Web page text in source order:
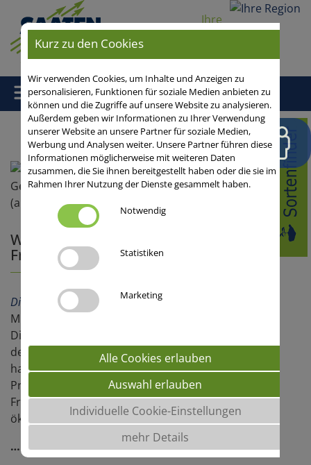
Ihre
Home/Aus der Praxis/Getreide/Dinkel / Spelzweizen/
Fruchtfolge
Wie platziere ich Dinkel in meiner
Fruchtfolge?
Dinkel
Mittlerweile gibt es bundesweit Neueinsteiger im
Dinkelanbau. Die Fruchtart scheint den Sprung von
der Schwäbischen Alb ins ganze Land geschafft zu
haben. Doch nach was gedeiht sie am besten?
Produktmanager Felix Buchholz zeigt beispielhafte
Fruchtfolgen für den konventionellen und
ökologischen Anbau.
…. im konventionellen Anbau
Kurz zu den Cookies
Wir verwenden Cookies, um Inhalte und Anzeigen zu
personalisieren, Funktionen für soziale Medien anbieten zu
können und die Zugriffe auf unsere Website zu analysieren.
Außerdem geben wir Informationen zu Ihrer Verwendung
unserer Website an unsere Partner für soziale Medien,
Werbung und Analysen weiter. Unsere Partner führen diese
Informationen möglicherweise mit weiteren Daten
zusammen, die Sie ihnen bereitgestellt haben oder die sie im
Rahmen Ihrer Nutzung der Dienste gesammelt haben.
Notwendig
Statistiken
Marketing
Alle Cookies erlauben
Auswahl erlauben
Individuelle Cookie-Einstellungen
mehr Details